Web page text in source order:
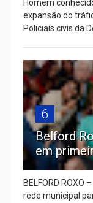
Homem
expansão do
Policiais civis da
6
Belford
em
BELFORD
rede municipal